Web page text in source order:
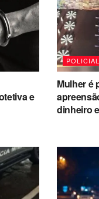
e
POLICIAL
Mulher é
dinheiro